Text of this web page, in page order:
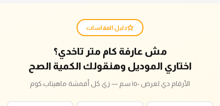
دليل المقاسات
مش عارفة كام متر تاخدي؟
اختاري الموديل وهنقولك الكمية الصح
الأرقام دي لعرض ١٥٠ سم — زي كل أقمشة ماهيتاب.كوم